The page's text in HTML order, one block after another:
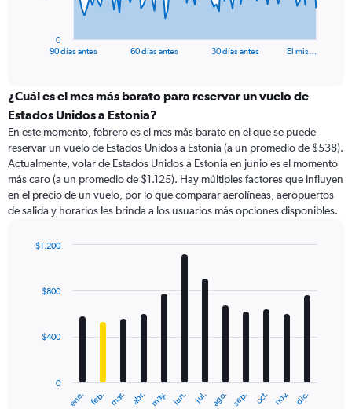
categories.
Range:
categories.
The
chart
has
1
Y
displaying
90 días antes 60 días antes 30 días antes El mis…
0
¿Cuál es el mes más barato para reservar un vuelo de
Estados Unidos a Estonia?
En este momento, febrero es el mes más barato en el que se puede
reservar un vuelo de Estados Unidos a Estonia (a un promedio de $538).
Actualmente, volar de Estados Unidos a Estonia en junio es el momento
más caro (a un promedio de $1.125). Hay múltiples factores que influyen
en el precio de un vuelo, por lo que comparar aerolíneas, aeropuertos
de salida y horarios les brinda a los usuarios más opciones disponibles.
with
The
ene. feb. mar. abr. may. jun. jul. ago. sep. oct. nov. dic.
0
$400
$800
$1.200